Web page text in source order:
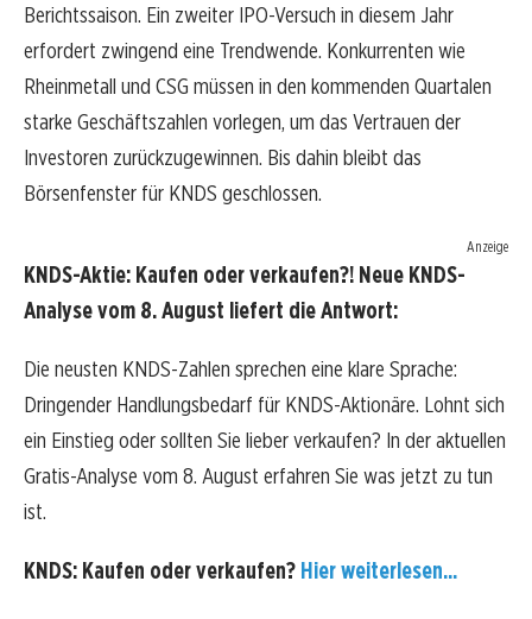
Berichtssaison. Ein zweiter IPO-Versuch in diesem Jahr
erfordert zwingend eine Trendwende. Konkurrenten wie
Rheinmetall und CSG müssen in den kommenden Quartalen
starke Geschäftszahlen vorlegen, um das Vertrauen der
Investoren zurückzugewinnen. Bis dahin bleibt das
Börsenfenster für KNDS geschlossen.
Anzeige
KNDS-Aktie: Kaufen oder verkaufen?! Neue KNDS-
Analyse vom 8. August liefert die Antwort:
Die neusten KNDS-Zahlen sprechen eine klare Sprache:
Dringender Handlungsbedarf für KNDS-Aktionäre. Lohnt sich
ein Einstieg oder sollten Sie lieber verkaufen? In der aktuellen
Gratis-Analyse vom 8. August erfahren Sie was jetzt zu tun
ist.
KNDS: Kaufen oder verkaufen? Hier weiterlesen...